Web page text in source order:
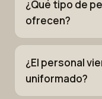
¿Qué tipo de
ofrecen?
¿El personal
uniformado?